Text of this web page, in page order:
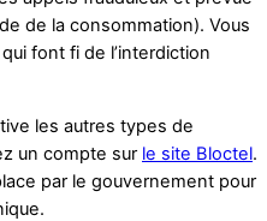
de la consommation). Vous
font fi de l’interdiction
les autres types de
un compte sur le site Bloctel.
par le gouvernement pour